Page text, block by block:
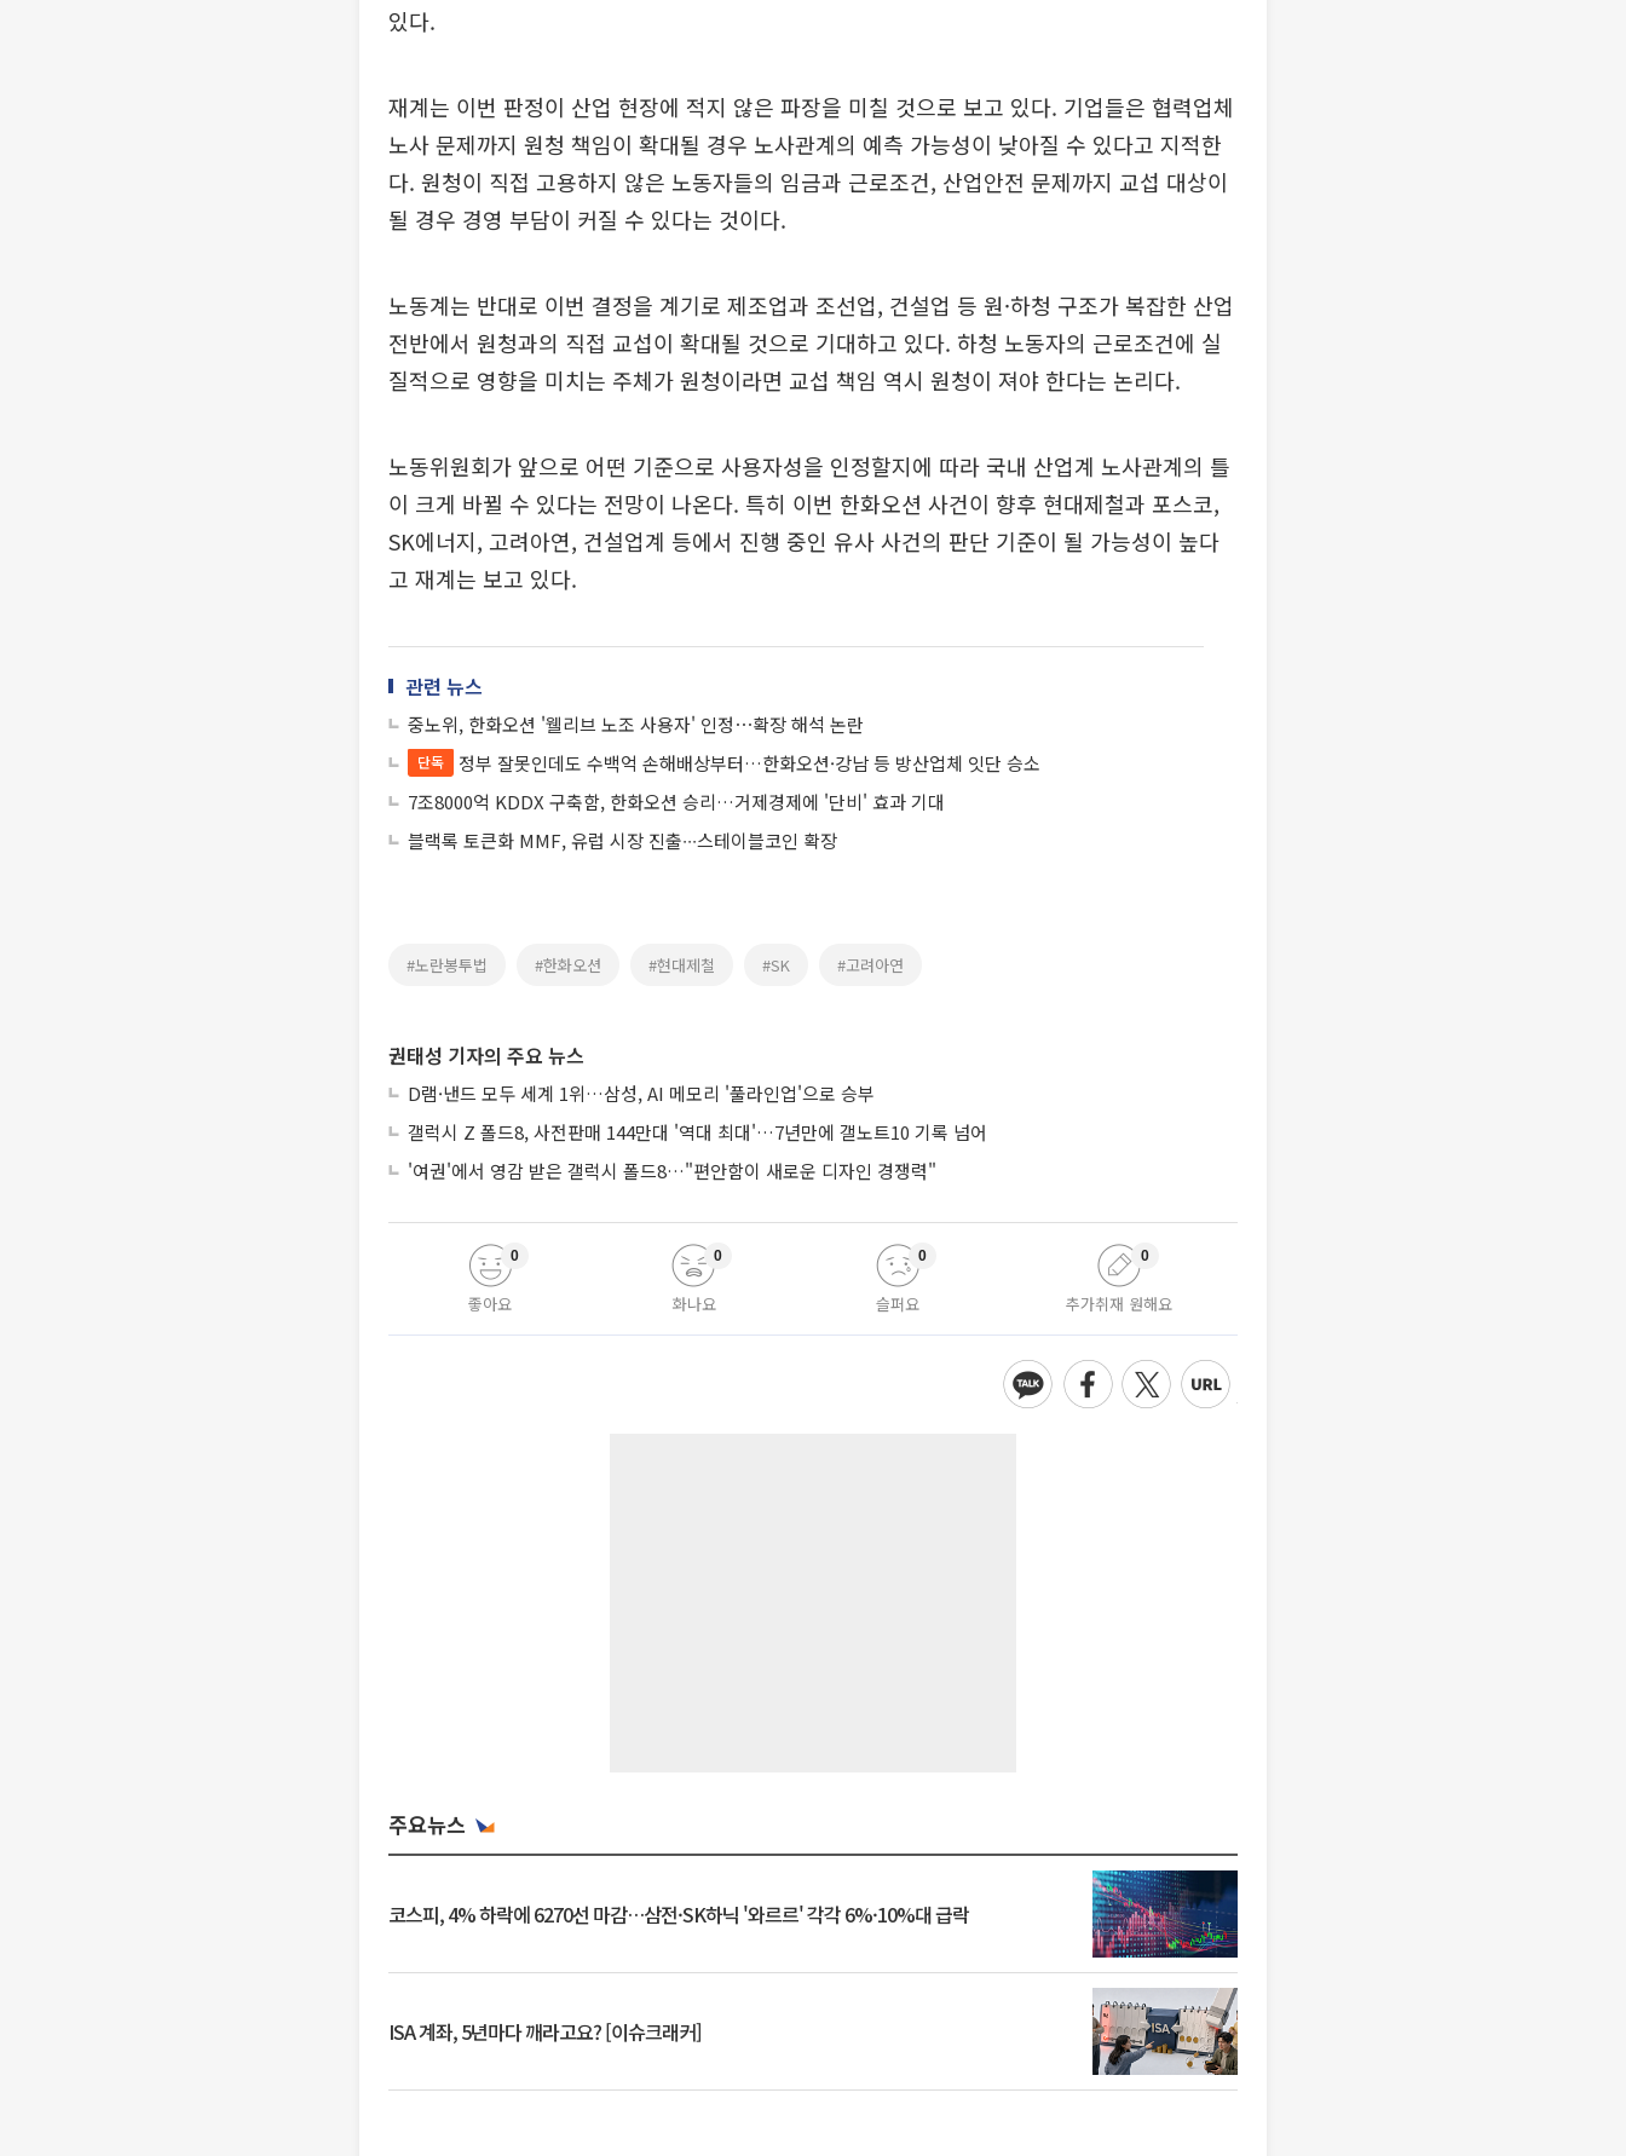
있다.
재계는 이번 판정이 산업 현장에 적지 않은 파장을 미칠 것으로 보고 있다. 기업들은 협력업체
노사 문제까지 원청 책임이 확대될 경우 노사관계의 예측 가능성이 낮아질 수 있다고 지적한
다. 원청이 직접 고용하지 않은 노동자들의 임금과 근로조건, 산업안전 문제까지 교섭 대상이
될 경우 경영 부담이 커질 수 있다는 것이다.
노동계는 반대로 이번 결정을 계기로 제조업과 조선업, 건설업 등 원·하청 구조가 복잡한 산업
전반에서 원청과의 직접 교섭이 확대될 것으로 기대하고 있다. 하청 노동자의 근로조건에 실
질적으로 영향을 미치는 주체가 원청이라면 교섭 책임 역시 원청이 져야 한다는 논리다.
노동위원회가 앞으로 어떤 기준으로 사용자성을 인정할지에 따라 국내 산업계 노사관계의 틀
이 크게 바뀔 수 있다는 전망이 나온다. 특히 이번 한화오션 사건이 향후 현대제철과 포스코,
SK에너지, 고려아연, 건설업계 등에서 진행 중인 유사 사건의 판단 기준이 될 가능성이 높다
고 재계는 보고 있다.
관련 뉴스
중노위, 한화오션 '웰리브 노조 사용자' 인정⋯확장 해석 논란
단독
정부 잘못인데도 수백억 손해배상부터…한화오션·강남 등 방산업체 잇단 승소
7조8000억 KDDX 구축함, 한화오션 승리…거제경제에 '단비' 효과 기대
블랙록 토큰화 MMF, 유럽 시장 진출∙∙∙스테이블코인 확장
#노란봉투법 #한화오션 #현대제철 #SK #고려아연
권태성 기자의 주요 뉴스
D램·낸드 모두 세계 1위…삼성, AI 메모리 '풀라인업'으로 승부
갤럭시 Z 폴드8, 사전판매 144만대 '역대 최대'…7년만에 갤노트10 기록 넘어
'여권'에서 영감 받은 갤럭시 폴드8…"편안함이 새로운 디자인 경쟁력"
좋아요
0
화나요
0
슬퍼요
0
추가취재 원해요
0
주요뉴스
코스피, 4% 하락에 6270선 마감…삼전·SK하닉 '와르르' 각각 6%·10%대 급락
ISA 계좌, 5년마다 깨라고요? [이슈크래커]